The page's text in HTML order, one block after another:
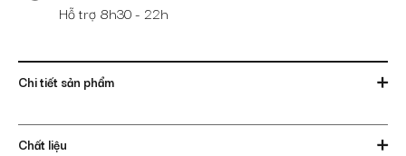
Hỗ trợ 8h30 - 22h
Chi tiết sản phẩm
Chất liệu